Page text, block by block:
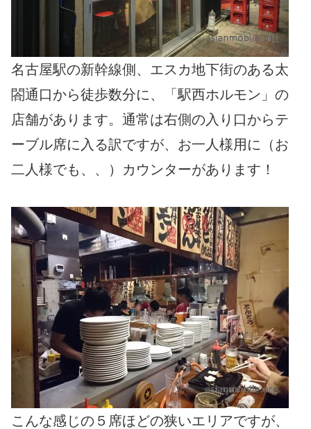
名古屋駅の新幹線側、エスカ地下街のある太
閤通口から徒歩数分に、「駅西ホルモン」の
店舗があります。通常は右側の入り口からテ
ーブル席に入る訳ですが、お一人様用に（お
二人様でも、、）カウンターがあります！
こんな感じの５席ほどの狭いエリアですが、